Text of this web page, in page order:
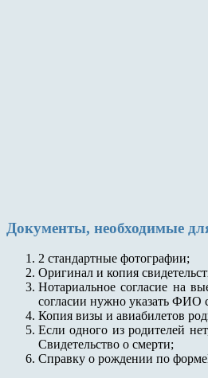
Документы, необходимые
2 стандартные фотографии;
Оригинал и копия
Нотариальное согласие на
согласии нужно указать ФИО
Копия визы и авиабилетов
Если одного из родителей
Свидетельство о смерти;
Справку о рождении по